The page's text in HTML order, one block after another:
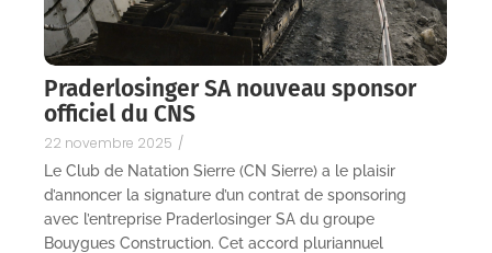
Praderlosinger SA nouveau sponsor
officiel du CNS
22 novembre 2025 /
Le Club de Natation Sierre (CN Sierre) a le plaisir
d’annoncer la signature d’un contrat de sponsoring
avec l’entreprise Praderlosinger SA du groupe
Bouygues Construction. Cet accord pluriannuel